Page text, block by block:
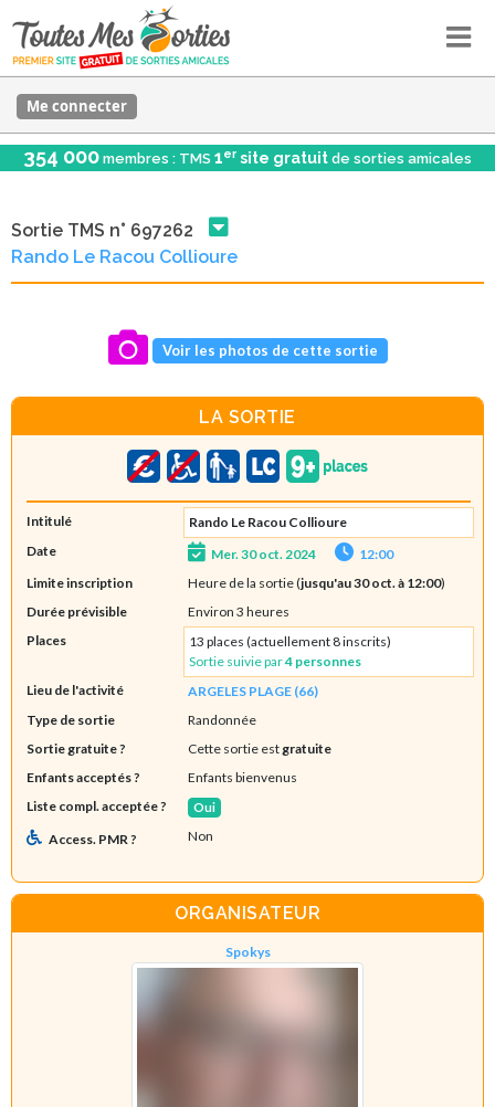
Me connecter
354 000 membres : TMS 1er site gratuit de sorties amicales
Sortie TMS n° 697262
Rando Le Racou Collioure
Voir les photos de cette sortie
LA SORTIE
Intitulé
Rando Le Racou Collioure
Date
Mer. 30 oct. 2024
12:00
Limite inscription
Heure de la sortie (jusqu'au 30 oct. à 12:00)
Durée prévisible
Environ 3 heures
Places
13 places (actuellement 8 inscrits)
Sortie suivie par4 personnes
Lieu de l'activité
ARGELES PLAGE (66)
Type de sortie
Randonnée
Sortie gratuite ?
Cette sortie est gratuite
Enfants acceptés ?
Enfants bienvenus
Liste compl. acceptée ?
Oui
Access. PMR ? Non
ORGANISATEUR
Spokys